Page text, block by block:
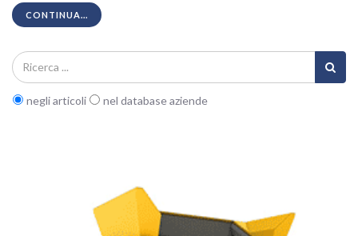
CONTINUA...
negli articoli nel database aziende